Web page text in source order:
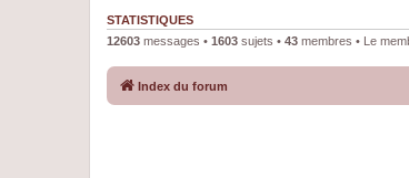
STATISTIQUES
12603 messages • 1603 sujets • 43 membres • Le
Index du forum